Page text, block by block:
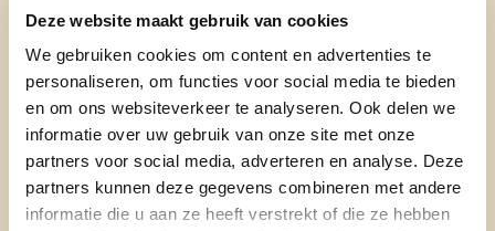
Deze website maakt gebruik van cookies
We gebruiken cookies om content en advertenties te
personaliseren, om functies voor social media te bieden
en om ons websiteverkeer te analyseren. Ook delen we
informatie over uw gebruik van onze site met onze
partners voor social media, adverteren en analyse. Deze
partners kunnen deze gegevens combineren met andere
informatie die u aan ze heeft verstrekt of die ze hebben
lang met grote engagement zich inzette
toewijding spreekt de afdeling haar
oprechte dank uit.
lees meer
ADRIAN DE WEERDT
BART BREUGELMANS